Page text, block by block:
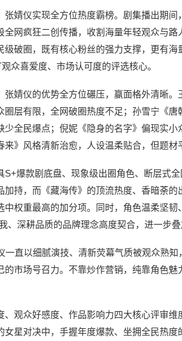
婧仪实现全方位热度霸榜。剧集播出期间
全网疯狂二创传播，收割海量年轻观众与
级破圈，既有核心粉丝的强力支撑，更有
众喜爱度、市场认可度的评选核心。
张婧仪的优势全方位碾压，赢面格外清晰
圈层有限，全网破圈热度不足；孙雪宁《
少全民爆点；倪妮《隐身的名字》偏现实
》风格清新治愈，人设温柔贴合，但题材
S+爆款剧底盘、现象级出圈角色、断层式
加持，而《藏海传》的顶流热度、香暗荼
中权重最高的加分项。同时，角色温柔坚
、深耕品质的品牌理念高度契合，进一步叠
一直以细腻演技、清新荧幕气质被观众熟
的市场号召力。不靠炒作营销，纯靠角色
、观众好感度、作品影响力四大核心评审
女星对决中，手握年度爆款、坐拥全民热